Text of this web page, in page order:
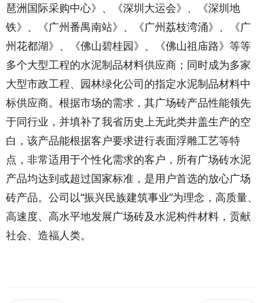
琶洲国际采购中心》、《深圳大运会》、《深圳地
铁》、《广州番禺南站》、《广州荔枝湾涌》、《广
州花都湖》、《佛山碧桂园》、《佛山祖庙路》等等
多个大型工程的水泥制品材料供应商；同时成为多家
大型市政工程、园林绿化公司的指定水泥制品材料中
标供应商。根据市场的需求，其广场砖产品性能领先
于同行业，并填补了我省历史上无此类井盖生产的空
白，该产品能根据客户要求进行表面浮雕工艺等特
点，非常适用于个性化需求的客户，所有广场砖水泥
产品均达到或超过国家标准，是用户首选的放心广场
砖产品。公司以“振兴民族建筑事业”为理念，高质量、
高速度、高水平地发展广场砖及水泥构件材料，贡献
社会、造福人类。